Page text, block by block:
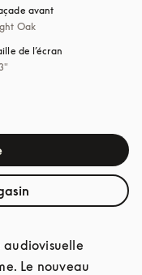
avant
Oak
de l’écran
audiovisuelle
Le nouveau